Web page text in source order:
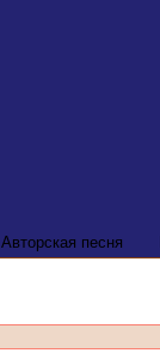
Авторская песня